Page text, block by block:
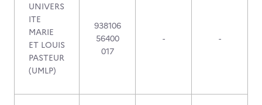
UNIVERS
ITE
MARIE
ET LOUIS
PASTEUR
(UMLP)
938106
56400
017
- -